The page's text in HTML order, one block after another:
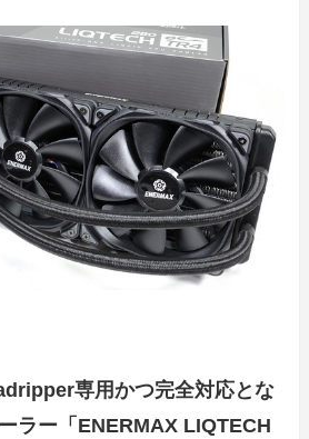
専用かつ完全対応とな
ラー「ENERMAX LIQTECH